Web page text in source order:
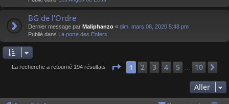
BG de l'Ordre
Dernier message par Maliphanzo « dim. mars 08, 2020 5:48 pm
Publié dans La porte des Enfers
La recherche a retourné 194 résultats Page 1sur 10
1 2 3 4 5 10
Aller